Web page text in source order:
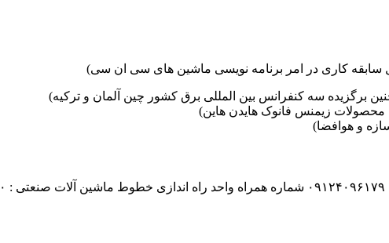
برگزیده سه کنفرانس بین المللی برق کشور چین آلمان و ترکیه)
زیمنس فانوک هایدن هاین)
و هوافضا)